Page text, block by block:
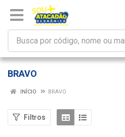
BRAVO
INÍCIO BRAVO
Filtros